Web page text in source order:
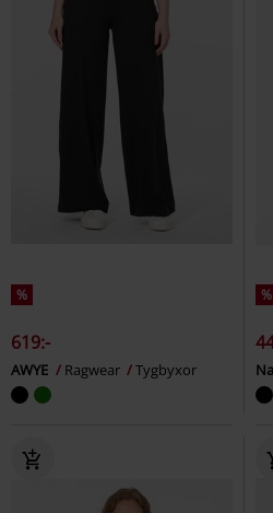
%
619:-
AWYE Ragwear Tygbyxor
%